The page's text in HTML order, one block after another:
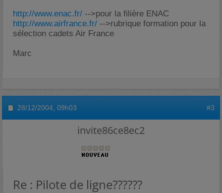
http://www.enac.fr/ -->pour la filière ENAC
http://www.airfrance.fr/ -->rubrique formation pour la
sélection cadets Air France
Marc
28/12/2004, 09h03 #3
invite86ce8ec2
Re : Pilote de ligne??????